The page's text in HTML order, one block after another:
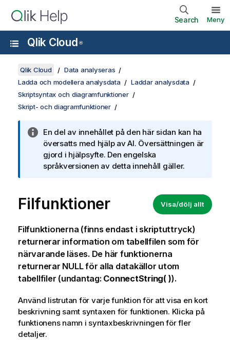
Search Meny
Qlik Cloud ®
Qlik Cloud
Data analyseras
Ladda och modellera analysdata
Laddar analysdata
Skriptsyntax och diagramfunktioner
Skript- och diagramfunktioner
En del av innehållet på den här sidan kan ha
översatts med hjälp av AI. Översättningen är
gjord i hjälpsyfte. Den engelska
språkversionen av detta innehåll gäller.
Visa/dölj allt
Filfunktioner
Filfunktionerna (finns endast i skriptuttryck)
returnerar information om tabellfilen som för
närvarande läses. De här funktionerna
returnerar NULLför alla datakällor utom
tabellfiler (undantag: ConnectString( )).
Använd listrutan för varje funktion för att visa en kort
beskrivning samt syntaxen för funktionen. Klicka på
funktionens namn i syntaxbeskrivningen för fler
detaljer.